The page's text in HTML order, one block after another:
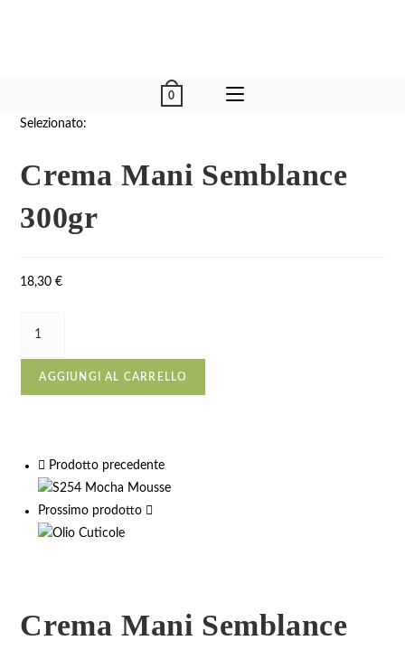
0
Selezionato:
Crema Mani Semblance
300gr
18,30€
AGGIUNGI AL CARRELLO
Prodotto precedente
Prossimo prodotto
Crema Mani Semblance